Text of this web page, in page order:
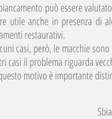
può essere
utile anche in presenza di
restaurativi.
casi, però, le macchie
casi il problema riguarda
motivo è importante